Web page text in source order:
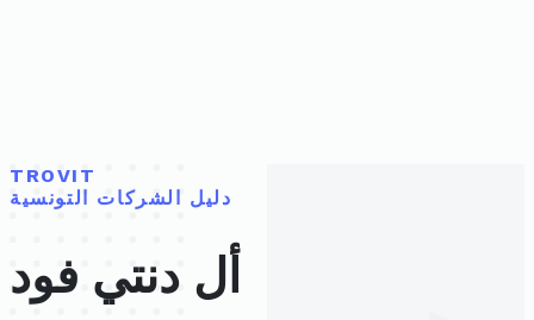
TROVIT
دليل الشركات التونسية
أل دنتي فود